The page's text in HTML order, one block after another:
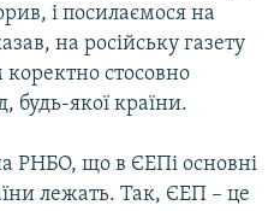
і посилаємося на
на російську газету
коректно стосовно
будь-якої країни.
РНБО, що в ЄЕПі основні
лежать. Так, ЄЕП – це